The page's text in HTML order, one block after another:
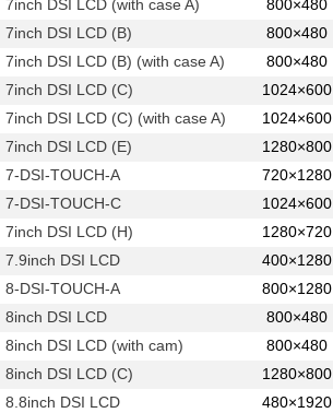
7inch DSI LCD (with case A)
800×480
7inch DSI LCD (B)
800×480
7inch DSI LCD (B) (with case A)
800×480
7inch DSI LCD (C)
1024×600
7inch DSI LCD (C) (with case A)
1024×600
7inch DSI LCD (E)
1280×800
7-DSI-TOUCH-A
720×1280
7-DSI-TOUCH-C
1024×600
7inch DSI LCD (H)
1280×720
7.9inch DSI LCD
400×1280
8-DSI-TOUCH-A
800×1280
8inch DSI LCD
800×480
8inch DSI LCD (with cam)
800×480
8inch DSI LCD (C)
1280×800
8.8inch DSI LCD
480×1920